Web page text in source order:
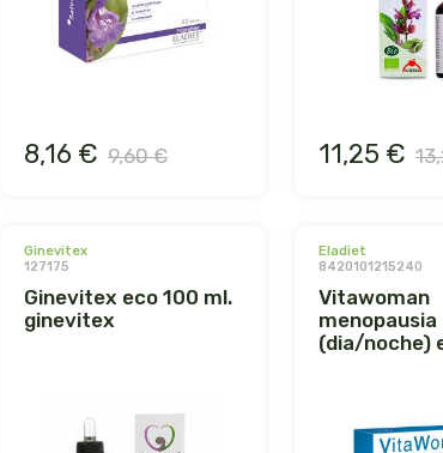
8,16 € 9,60 € 11,25 €
ginevitex
127175
ginevitex eco 100 ml.
ginevitex
eladiet
8420101215240
vitawoman
menopausia
(dia/noche)